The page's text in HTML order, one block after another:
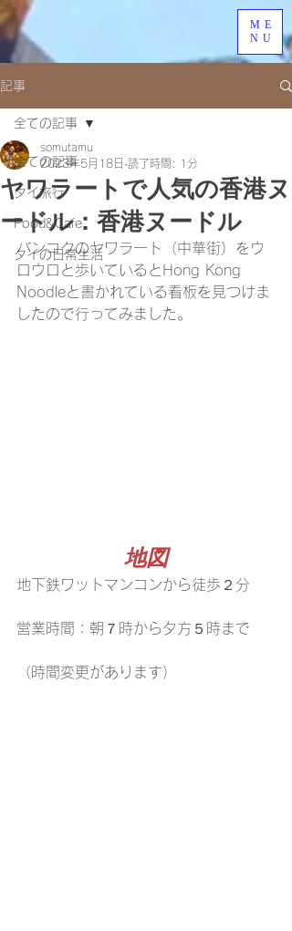
ME
NU
記事
全ての記事
タイ旅行
Food&Cafe
タイの日常生活
全ての記事
ヤワラートで人気の香港ヌ
ードル：香港ヌードル
somutamu
2023年5月18日 読了時間: 1分
バンコクのヤワラート（中華街）をウ
ロウロと歩いているとHong Kong
Noodleと書かれている看板を見つけま
したので行ってみました。
地図
地下鉄ワットマンコンから徒歩２分
営業時間：朝７時から夕方５時まで
（時間変更があります）